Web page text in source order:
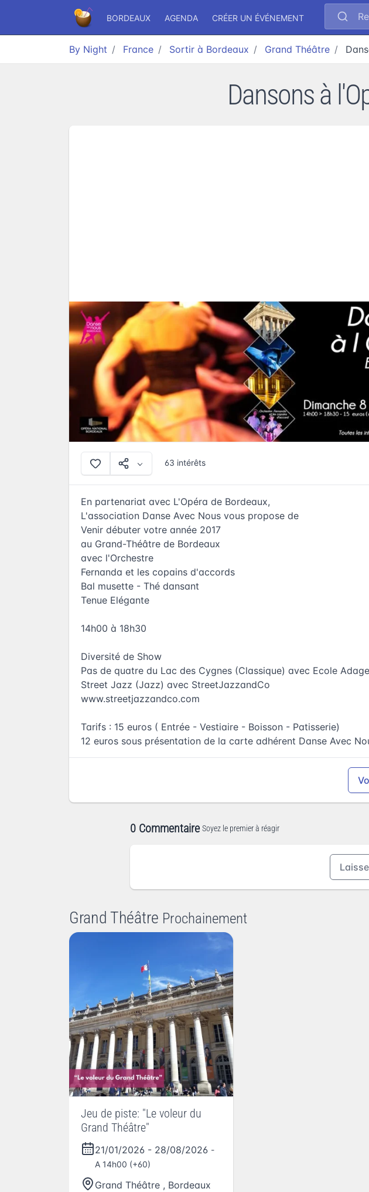
BORDEAUX AGENDA CRÉER UN ÉVÉNEMENT
By Night France Sortir à Bordeaux Grand Théâtre
Dansons à
63 intérêts
En partenariat avec L'Opéra de Bordeaux,
L'association Danse Avec Nous vous propose de
Venir débuter votre année 2017
au Grand-Théâtre de Bordeaux
avec l'Orchestre
Fernanda et les copains d'accords
Bal musette - Thé dansant
Tenue Elégante
14h00 à 18h30
Diversité de Show
Pas de quatre du Lac des Cygnes (Classique) avec Ecole Adage
Street Jazz (Jazz) avec StreetJazzandCo
www.streetjazzandco.com
Tarifs : 15 euros ( Entrée - Vestiaire - Boisson - Patisserie)
12 euros sous présentation de la carte adhérent Danse Avec
0 Commentaire Soyez le premier à réagir
Grand Théâtre Prochainement
Jeu de piste: "Le voleur du
Grand Théâtre"
21/01/2026 - 28/08/2026 -
A 14h00 (+60)
Grand Théâtre , Bordeaux